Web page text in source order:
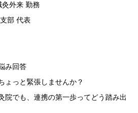
外来 勤務
部 代表
み回答
ょっと緊張しませんか？
院でも、連携の第一歩ってどう踏み出